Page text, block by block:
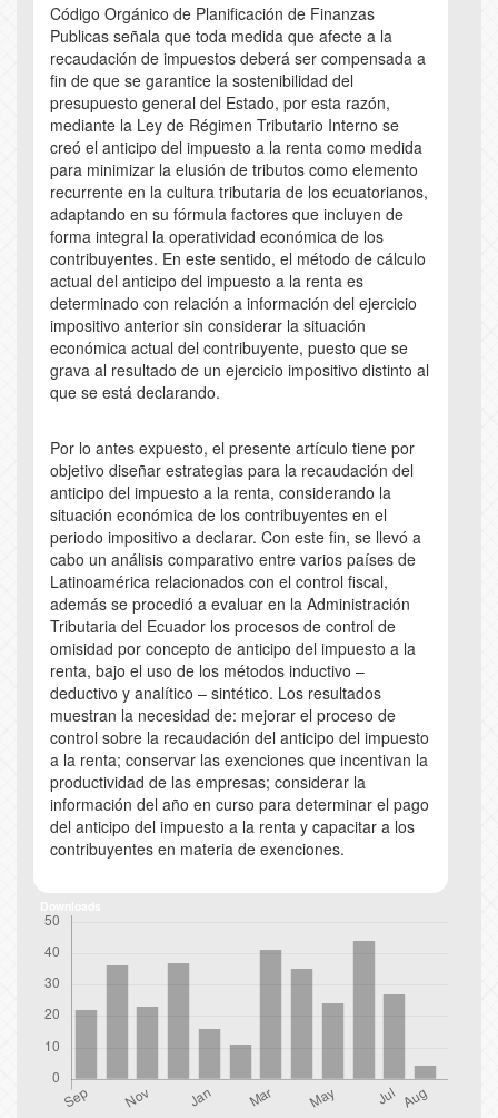
Código Orgánico de Planificación de Finanzas
Publicas señala que toda medida que afecte a la
recaudación de impuestos deberá ser compensada a
fin de que se garantice la sostenibilidad del
presupuesto general del Estado, por esta razón,
mediante la Ley de Régimen Tributario Interno se
creó el anticipo del impuesto a la renta como medida
para minimizar la elusión de tributos como elemento
recurrente en la cultura tributaria de los ecuatorianos,
adaptando en su fórmula factores que incluyen de
forma integral la operatividad económica de los
contribuyentes. En este sentido, el método de cálculo
actual del anticipo del impuesto a la renta es
determinado con relación a información del ejercicio
impositivo anterior sin considerar la situación
económica actual del contribuyente, puesto que se
grava al resultado de un ejercicio impositivo distinto al
que se está declarando.
Por lo antes expuesto, el presente artículo tiene por
objetivo diseñar estrategias para la recaudación del
anticipo del impuesto a la renta, considerando la
situación económica de los contribuyentes en el
periodo impositivo a declarar. Con este fin, se llevó a
cabo un análisis comparativo entre varios países de
Latinoamérica relacionados con el control fiscal,
además se procedió a evaluar en la Administración
Tributaria del Ecuador los procesos de control de
omisidad por concepto de anticipo del impuesto a la
renta, bajo el uso de los métodos inductivo –
deductivo y analítico – sintético. Los resultados
muestran la necesidad de: mejorar el proceso de
control sobre la recaudación del anticipo del impuesto
a la renta; conservar las exenciones que incentivan la
productividad de las empresas; considerar la
información del año en curso para determinar el pago
del anticipo del impuesto a la renta y capacitar a los
contribuyentes en materia de exenciones.